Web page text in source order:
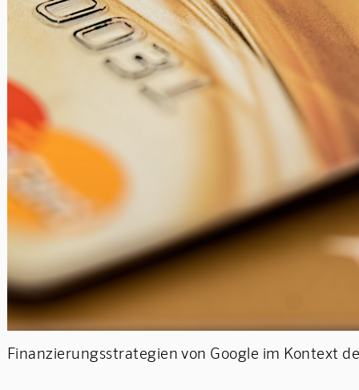
Finanzierungsstrategien von Google im Kontext